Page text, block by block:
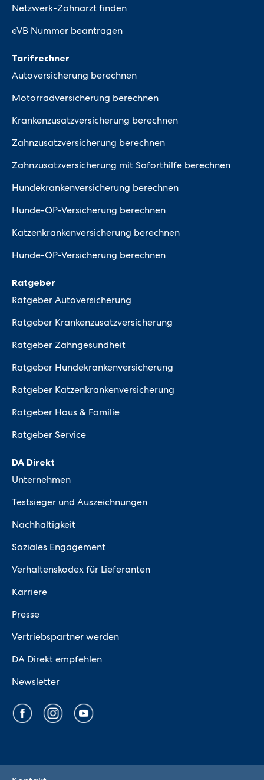
Netzwerk-Zahnarzt finden
eVB Nummer beantragen
Tarifrechner
Autoversicherung berechnen
Motorradversicherung berechnen
Krankenzusatzversicherung berechnen
Zahnzusatzversicherung berechnen
Zahnzusatzversicherung mit Soforthilfe berechnen
Hundekrankenversicherung berechnen
Hunde-OP-Versicherung berechnen
Katzenkrankenversicherung berechnen
Hunde-OP-Versicherung berechnen
Ratgeber
Ratgeber Autoversicherung
Ratgeber Krankenzusatzversicherung
Ratgeber Zahngesundheit
Ratgeber Hundekrankenversicherung
Ratgeber Katzenkrankenversicherung
Ratgeber Haus & Familie
Ratgeber Service
DA Direkt
Unternehmen
Testsieger und Auszeichnungen
Nachhaltigkeit
Soziales Engagement
Verhaltenskodex für Lieferanten
Karriere
Presse
Vertriebspartner werden
DA Direkt empfehlen
Newsletter